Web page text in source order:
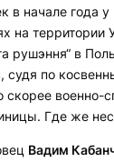
в начале года
на территории
рушэння“ в
судя по
скорее военно-
Где же
Вадим